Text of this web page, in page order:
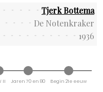
Tjerk Bottema
De Notenkraker
1936
II Jaren 70 en 80 Begin 21e eeuw